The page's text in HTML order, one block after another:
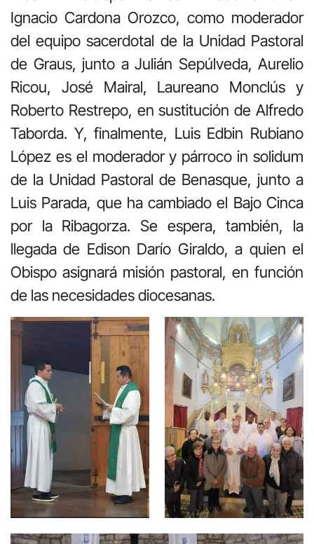
Ignacio Cardona Orozco, como moderador
del equipo sacerdotal de la Unidad Pastoral
de Graus, junto a Julián Sepúlveda, Aurelio
Ricou, José Mairal, Laureano Monclús y
Roberto Restrepo, en sustitución de Alfredo
Taborda. Y, finalmente, Luis Edbin Rubiano
López es el moderador y párroco in solidum
de la Unidad Pastoral de Benasque, junto a
Luis Parada, que ha cambiado el Bajo Cinca
por la Ribagorza. Se espera, también, la
llegada de Edison Darío Giraldo, a quien el
Obispo asignará misión pastoral, en función
de las necesidades diocesanas.